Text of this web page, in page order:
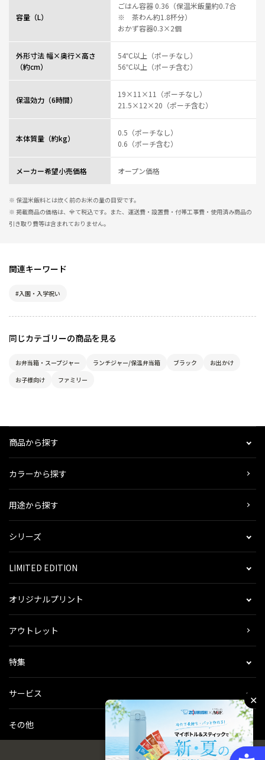
容量（L）
ごはん容器 0.36（保温米飯量約0.7合
※ 茶わん約1.8杯分）
おかず容器0.3×2個
外形寸法 幅×奥行×高さ
（約cm）
54℃以上（ポーチなし）
56℃以上（ポーチ含む）
保温効力（6時間）
19×11×11（ポーチなし）
21.5×12×20（ポーチ含む）
本体質量（約kg）
0.5（ポーチなし）
0.6（ポーチ含む）
メーカー希望小売価格 オープン価格
※ 保温米飯料とは炊く前のお米の量の目安です。
※ 掲載商品の価格は、全て税込です。また、運送費・設置費・付帯工事費・使用済み商品の
引き取り費等は含まれておりません。
関連キーワード
#入園・入学祝い
同じカテゴリーの商品を見る
お弁当箱・スープジャー ランチジャー/保温弁当箱 ブラック
お出かけ
お子様向け
ファミリー
商品から探す
カラーから探す
用途から探す
シリーズ
LIMITED EDITION
オリジナルプリント
アウトレット
特集
サービス
その他
✕